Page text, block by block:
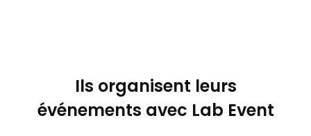
Ils organisent leurs
événements avec Lab Event